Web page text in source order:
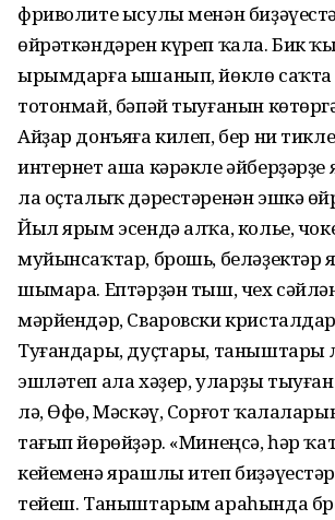
фриволите ысулы менән
өйрәткәндәрен күреп ҡала. Бик
ырымдарға ышанып, йөклө саҡта
тотонмай, бәпәй тыуғанын
Айҙар донъяға килеп, бер ни
интернет аша кәрәкле
ла оҫталыҡ дәрестәренән эшкә
Йыл ярым эсендә алҡа, колье,
муйынсаҡтар, брошь, беләҙектәр
шымара. Ептәрҙән тыш, чех
мәрйендәр, Сваровски
Туғандары, дуҫтары, таныштары
эшләтеп ала хәҙер, уларҙы
лә, Өфө, Мәскәү, Сорғот
тағып йөрөйҙәр. «Минеңсә, һәр
кейеменә ярашлы итеп
тейеш. Таныштарым араһында